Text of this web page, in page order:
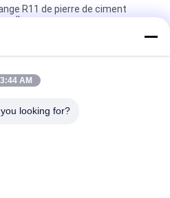
R11 de pierre de ciment
d'eau
des carrelages de ciment
épais
de ciment de regard de
3:44 AM
looking for?